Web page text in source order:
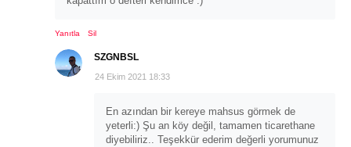
Yanıtla Sil
SZGNBSL
24 Ekim 2021 18:33
En azından bir kereye mahsus görmek de
yeterli:) Şu an köy değil, tamamen ticarethane
diyebiliriz.. Teşekkür ederim değerli yorumunuz